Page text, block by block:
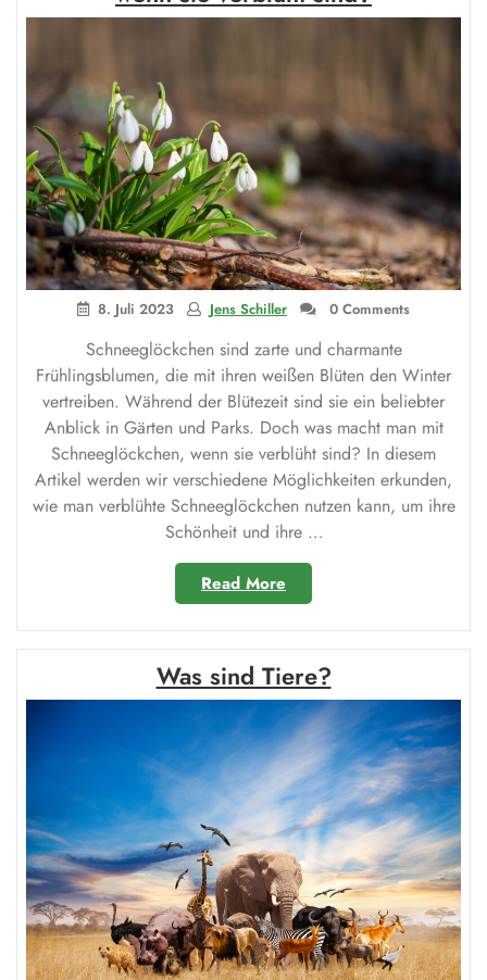
8. Juli 2023 Jens Schiller 0 Comments
Schneeglöckchen sind zarte und charmante
Frühlingsblumen, die mit ihren weißen Blüten den Winter
vertreiben. Während der Blütezeit sind sie ein beliebter
Anblick in Gärten und Parks. Doch was macht man mit
Schneeglöckchen, wenn sie verblüht sind? In diesem
Artikel werden wir verschiedene Möglichkeiten erkunden,
wie man verblühte Schneeglöckchen nutzen kann, um ihre
Schönheit und ihre …
Read More
macht
man
mit
Schneeglöckchen
wenn
sie
verblüht
sind?“
Was sind Tiere?